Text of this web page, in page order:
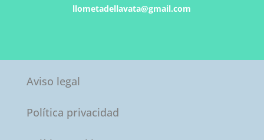
llometadellavata@gmail.com
Aviso legal
Política privacidad